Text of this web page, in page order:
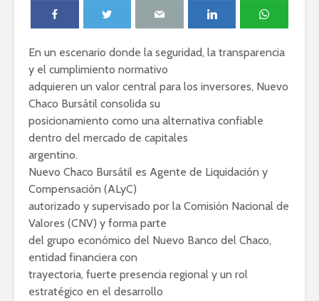
En un escenario donde la seguridad, la transparencia
y el cumplimiento normativo
adquieren un valor central para los inversores, Nuevo
Chaco Bursátil consolida su
posicionamiento como una alternativa confiable
dentro del mercado de capitales
argentino.
Nuevo Chaco Bursátil es Agente de Liquidación y
Compensación (ALyC)
autorizado y supervisado por la Comisión Nacional de
Valores (CNV) y forma parte
del grupo económico del Nuevo Banco del Chaco,
entidad financiera con
trayectoria, fuerte presencia regional y un rol
estratégico en el desarrollo